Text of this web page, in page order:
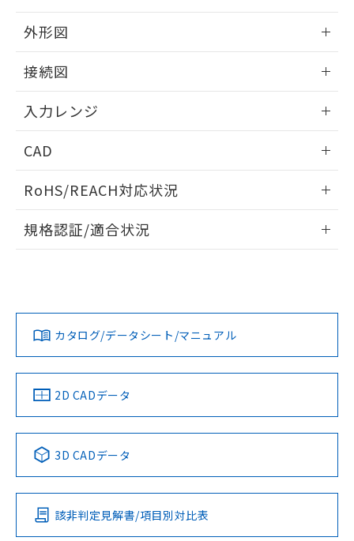
外形図
接続図
入力レンジ
CAD
ドすることができます。
ログイン/会員登録
ダウンロードデータをご利用いただく前に、以下を必ずお読
みください。
ソフトウェアの使用条件
RoHS/REACH対応状況
EU RoHS 注意事項・凡例
対応済み
中国 RoHS 注意事項・凡例
Pb Hg Cd Cr(VI)
O
規格認証/適合状況
LR型式承認
（イギリス
船舶規格）
DNV型式承認
（ノルウェー
BV型式承認
（フランス
KR型式
（韓国
No No No No
この製品の規格認証/適合状況ページへ
その他の認証はこちらのページからご検索ください
カタログ/データシート/マニュアル
2D CADデータ
3D CADデータ
該非判定見解書/項目別対比表